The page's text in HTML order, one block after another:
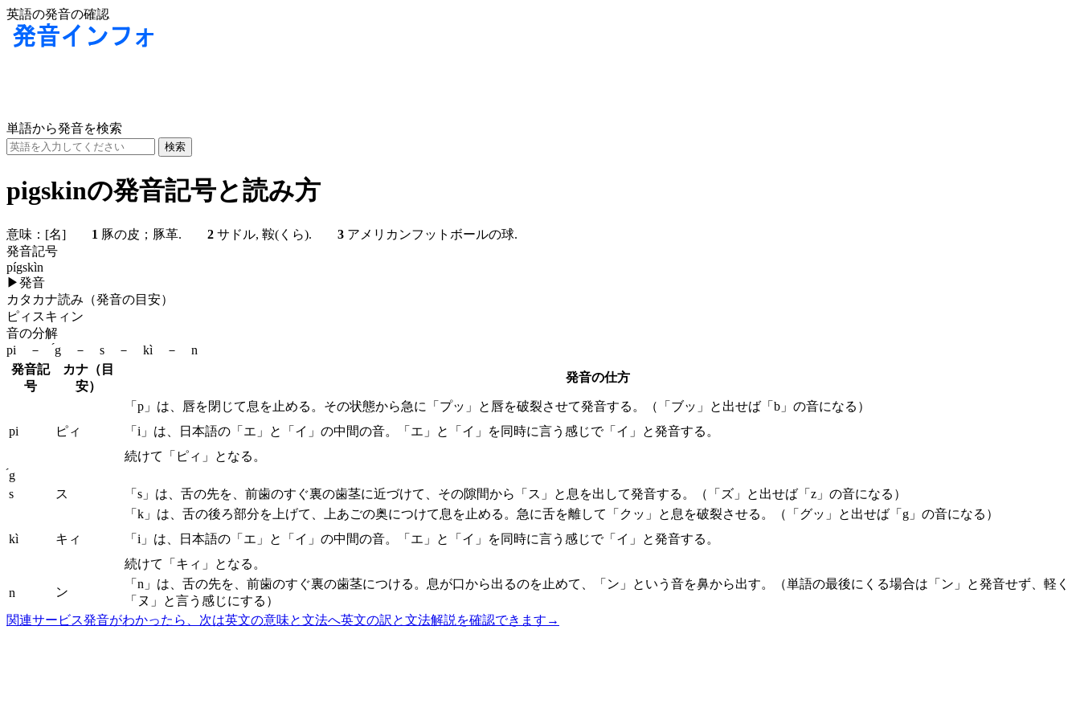
英語の発音の確認
単語から発音を検索
pigskinの発音記号と読み方
意味： [名] 1 豚の皮；豚革. 2 サドル, 鞍(くら). 3 アメリカンフットボールの球.
発音記号
pígskìn
▶発音
カタカナ読み（発音の目安）
ピィスキィン
音の分解
pi － ́g － s － kì － n
発音記
号
カナ（目
安）
発音の仕方
pi ピィ
「p」は、唇を閉じて息を止める。その状態から急に「プッ」と唇を破裂させて発音する。（「ブッ」と出せば「b」の音になる）
「i」は、日本語の「エ」と「イ」の中間の音。「エ」と「イ」を同時に言う感じで「イ」と発音する。
続けて「ピィ」となる。
́g
s
ス 「s」は、舌の先を、前歯のすぐ裏の歯茎に近づけて、その隙間から「ス」と息を出して発音する。（「ズ」と出せば「z」の音になる）
kì キィ
「k」は、舌の後ろ部分を上げて、上あごの奥につけて息を止める。急に舌を離して「クッ」と息を破裂させる。（「グッ」と出せば「g」の音になる）
「i」は、日本語の「エ」と「イ」の中間の音。「エ」と「イ」を同時に言う感じで「イ」と発音する。
続けて「キィ」となる。
n ン
「n」は、舌の先を、前歯のすぐ裏の歯茎につける。息が口から出るのを止めて、「ン」という音を鼻から出す。（単語の最後にくる場合は「ン」と発音せず、軽く
「ヌ」と言う感じにする）
関連サービス発音がわかったら、次は英文の意味と文法へ英文の訳と文法解説を確認できます →